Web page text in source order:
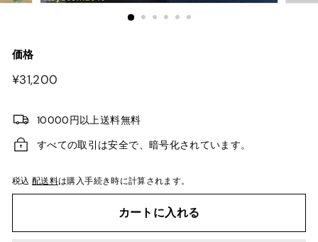
価格
¥31,200
10000円以上送料無料
すべての取引は安全で、暗号化されています。
税込配送料は購入手続き時に計算されます。
カートに入れる